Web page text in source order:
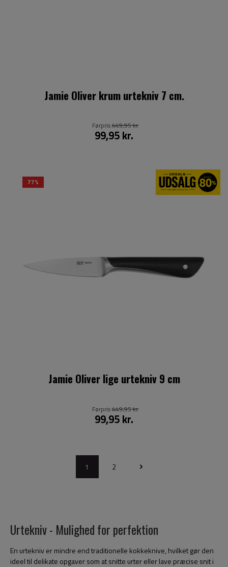
Jamie Oliver krum urtekniv 7 cm.
99,95 kr.
Førpris449,95 kr.
77%
Jamie Oliver lige urtekniv 9 cm
99,95 kr.
Førpris449,95 kr.
1 2
Urtekniv - Mulighed for perfektion
En urtekniv er mindre end traditionelle kokkeknive, hvilket gør den
ideel til delikate opgaver som at snitte urter eller lave præcise snit i